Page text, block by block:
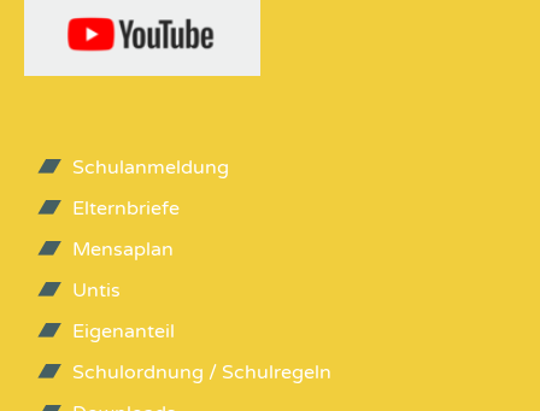
Schulanmeldung
Elternbriefe
Mensaplan
Untis
Eigenanteil
Schulordnung / Schulregeln